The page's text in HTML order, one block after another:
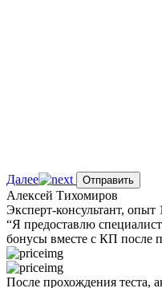
Далее Отправить
Алексей Тихомиров
Эксперт-консультант, опыт
“Я предоставлю
бонусы вместе с КП после
После прохождения теста,